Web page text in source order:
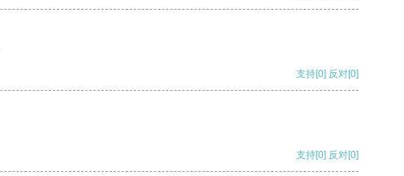
支持[0] 反对[0]
支持[0] 反对[0]